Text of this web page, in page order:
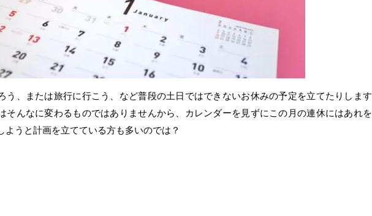
う、または旅行に行こう、など普段の土日ではできないお休みの予定を立てたりします
そんなに変わるものではありませんから、カレンダーを見ずにこの月の連休にはあれを
ようと計画を立てている方も多いのでは？